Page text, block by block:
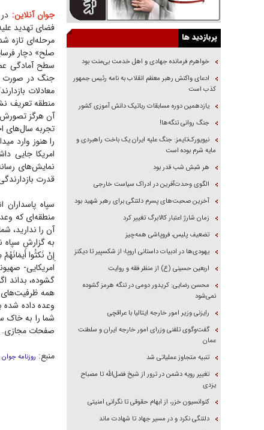
جوان آنلاین:
فضای تهدید
مرحله‌ای تازه
صلح» دچار
سطح آمادگی
جنگ در صورت
معادلات
منطقه تعریف
آن هرگز تصورش
تجربه سال‌های
را هنوز وارد
امریکا جایی
نمایش‌های
قدرت
سپاه
منطقه‌ای که
آن را ندارید،
إِنْ نَکثُوا
امریکایی-
گشوده، بداند
همه ظرفیت‌های
وعده داده شده
شما را به خاک
صفحات مجازی.
منبع: روزنامه جوان
پربازدید ها
خواهرم فرمانده جهادی و اهل خدمت بی‌منت بود
ادعای واکنش رهبر معظم انقلاب به نامه رئیس جمهور
کذب است
یازدهمین دوره مسابقات رباتیک دانش آموزی کشور
جنگ روانی تنگه‌ها!
نیویورک‌تایمز: جنگ علیه ایران یک باخت راهبردی و
مایه شرم بوده است
هر شبش شب قدر بود
الگوی وحدت‌آفرین در ادراک سیاست خارجی
آخرین صحبت‌های پسرم دلتنگی برای رهبر شهید بود
زمان شارژ اعتبار کالابرگ تغییر کرد
تضعیف پلیس، فروپاشی همه‌چیز
یهودی‌ها در ادبیات داستانی اروپا؛ از شکسپیر تا دیکنز
اربعین حسینی (ع) از منظر فقه و روایت
محسن رضایی: کریدور دومی در تنگه هرمز گشوده
نمی‌شود
رایزنی وزیر امور خارجه ایتالیا با عراقچی
گفت‌وگوی تلفنی وزرای امور خارجه ایران و سلطنت
عمان
تنبیه متجاوز عملیاتی شد
تغییر رویه دشمن در ترور از شیخ فضل‌الله تا مصباح
یزدی
کنوانسیون خزر، از ابهام حقوقی تا نگرانی امنیتی
دلتنگی نکرد و در مسیر جهاد تا شهادت ماند